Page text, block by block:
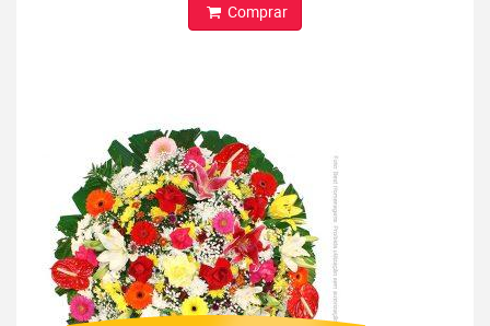
Comprar